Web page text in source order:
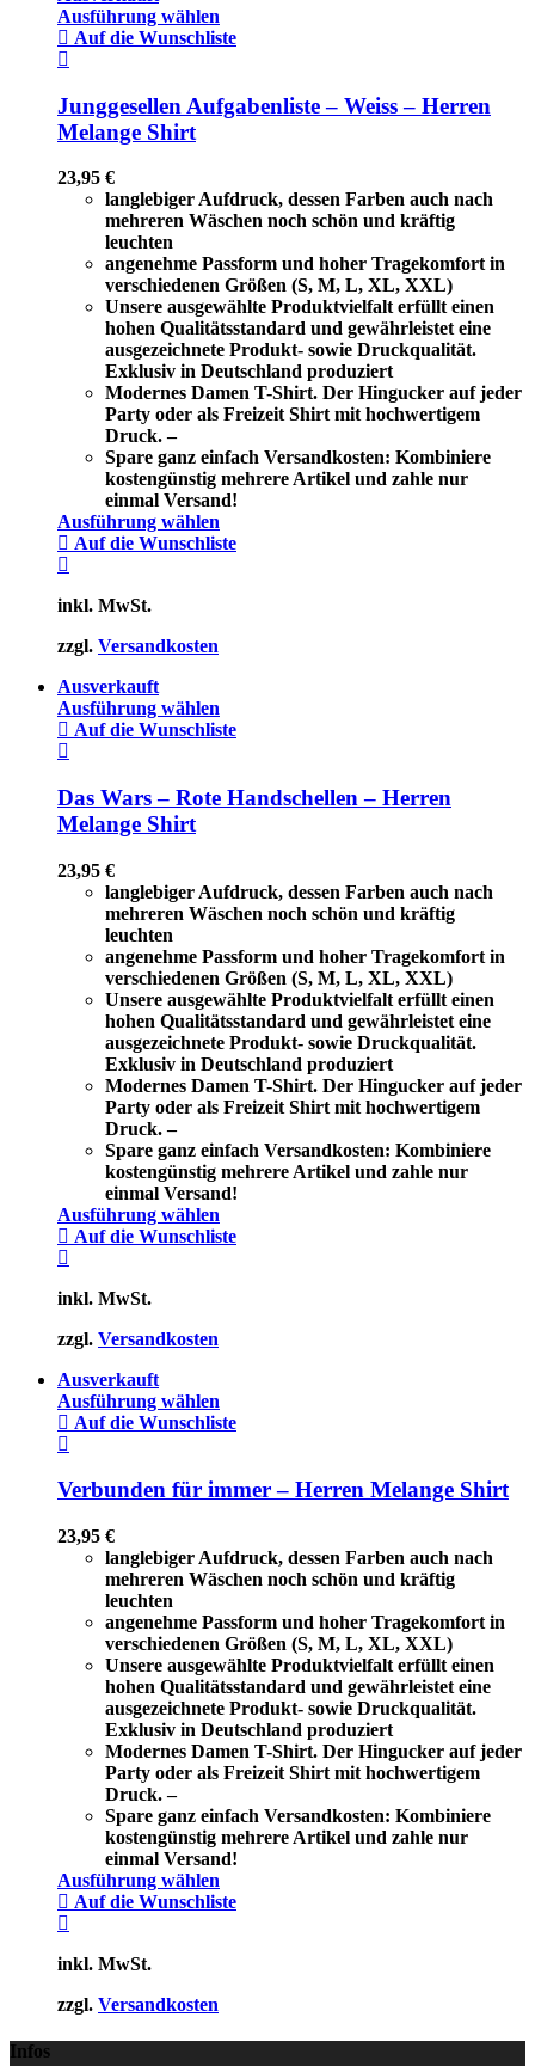
Ausführung wählen
Auf die Wunschliste
Junggesellen Aufgabenliste – Weiss – Herren
Melange Shirt
23,95 €
langlebiger Aufdruck, dessen Farben auch nach
mehreren Wäschen noch schön und kräftig
leuchten
angenehme Passform und hoher Tragekomfort in
verschiedenen Größen (S, M, L, XL, XXL)
Unsere ausgewählte Produktvielfalt erfüllt einen
hohen Qualitätsstandard und gewährleistet eine
ausgezeichnete Produkt- sowie Druckqualität.
Exklusiv in Deutschland produziert
Modernes Damen T-Shirt. Der Hingucker auf jeder
Party oder als Freizeit Shirt mit hochwertigem
Druck. –
Spare ganz einfach Versandkosten: Kombiniere
kostengünstig mehrere Artikel und zahle nur
einmal Versand!
Ausführung wählen
Auf die Wunschliste
inkl. MwSt.
zzgl. Versandkosten
Ausverkauft
Ausführung wählen
Auf die Wunschliste
Das Wars – Rote Handschellen – Herren
Melange Shirt
23,95 €
langlebiger Aufdruck, dessen Farben auch nach
mehreren Wäschen noch schön und kräftig
leuchten
angenehme Passform und hoher Tragekomfort in
verschiedenen Größen (S, M, L, XL, XXL)
Unsere ausgewählte Produktvielfalt erfüllt einen
hohen Qualitätsstandard und gewährleistet eine
ausgezeichnete Produkt- sowie Druckqualität.
Exklusiv in Deutschland produziert
Modernes Damen T-Shirt. Der Hingucker auf jeder
Party oder als Freizeit Shirt mit hochwertigem
Druck. –
Spare ganz einfach Versandkosten: Kombiniere
kostengünstig mehrere Artikel und zahle nur
einmal Versand!
Ausführung wählen
Auf die Wunschliste
inkl. MwSt.
zzgl. Versandkosten
Ausverkauft
Ausführung wählen
Auf die Wunschliste
Verbunden für immer – Herren Melange Shirt
23,95 €
langlebiger Aufdruck, dessen Farben auch nach
mehreren Wäschen noch schön und kräftig
leuchten
angenehme Passform und hoher Tragekomfort in
verschiedenen Größen (S, M, L, XL, XXL)
Unsere ausgewählte Produktvielfalt erfüllt einen
hohen Qualitätsstandard und gewährleistet eine
ausgezeichnete Produkt- sowie Druckqualität.
Exklusiv in Deutschland produziert
Modernes Damen T-Shirt. Der Hingucker auf jeder
Party oder als Freizeit Shirt mit hochwertigem
Druck. –
Spare ganz einfach Versandkosten: Kombiniere
kostengünstig mehrere Artikel und zahle nur
einmal Versand!
Ausführung wählen
Auf die Wunschliste
inkl. MwSt.
zzgl. Versandkosten
Infos